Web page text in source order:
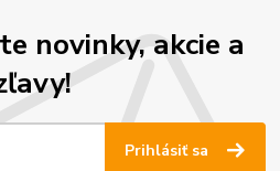
novinky, akcie a
Prihlásiť sa